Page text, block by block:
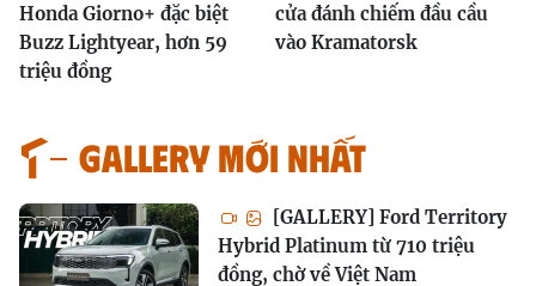
Honda Giorno+ đặc biệt
Buzz Lightyear, hơn 59
triệu đồng
cửa đánh chiếm đầu cầu
vào Kramatorsk
GALLERY MỚI NHẤT
[GALLERY] Ford Territory
Hybrid Platinum từ 710 triệu
đồng, chờ về Việt Nam